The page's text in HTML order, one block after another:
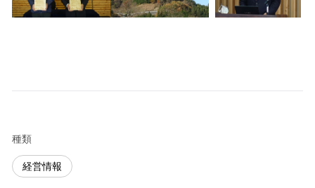
種類
経営情報